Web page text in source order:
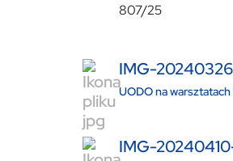
807/25
IMG-
UODO na
IMG-